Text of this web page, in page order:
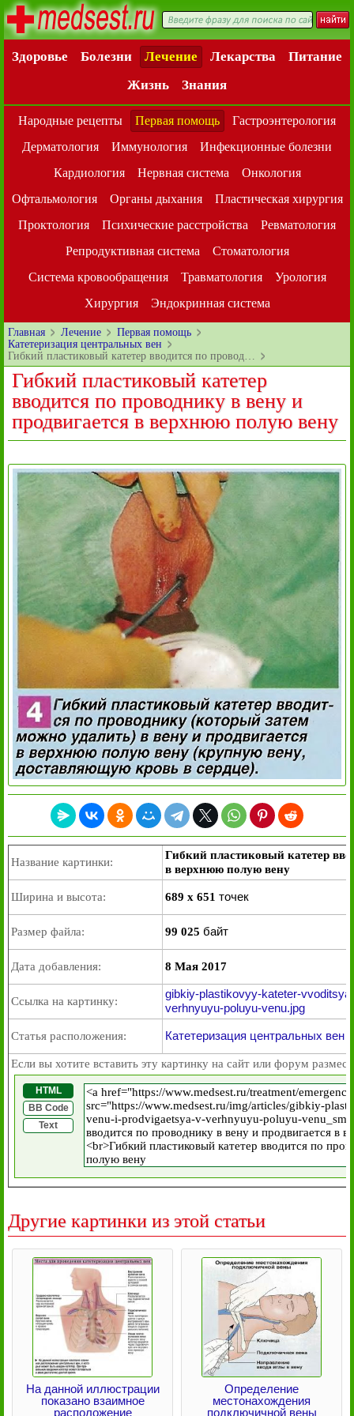
Здоровье Болезни Лечение Лекарства
Питание
Жизнь
Знания
Народные рецепты Первая помощь
Гастроэнтерология
Дерматология
Иммунология
Инфекционные болезни
Кардиология
Нервная система
Онкология
Офтальмология
Органы дыхания
Пластическая хирургия
Проктология
Психические расстройства
Ревматология
Репродуктивная система
Стоматология
Система кровообращения
Травматология
Урология
Хирургия
Эндокринная система
Главная Лечение
Первая помощь
Катетеризация центральных вен
Гибкий пластиковый катетер вводится по провод…
Гибкий пластиковый катетер
вводится по проводнику в вену и
продвигается в верхнюю полую вену
Название картинки:
Гибкий пластиковый катетер
в верхнюю полую вену
Ширина и высота: 689 x 651 точек
Размер файла: 99 025 байт
Дата добавления: 8 Мая 2017
Ссылка на картинку:
gibkiy-plastikovyy-kateter-
verhnyuyu-poluyu-venu.jpg
Статья расположения: Катетеризация центральных вен
Если вы хотите вставить эту картинку на сайт или форум
HTML
BB Code
Text
Другие картинки из этой статьи
На данной иллюстрации
показано взаимное
расположение
Определение
местонахождения
подключичной вены